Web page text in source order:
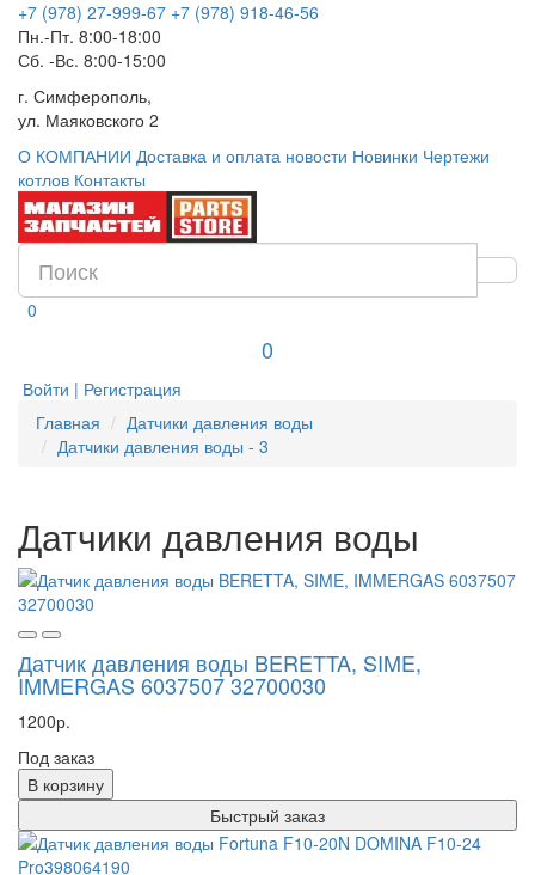
+7 (978) 27-999-67 +7 (978) 918-46-56
Пн.-Пт. 8:00-18:00
Сб. -Вс. 8:00-15:00
г. Симферополь,
ул. Маяковского 2
О КОМПАНИИ Доставка и оплата новости Новинки Чертежи
котлов Контакты
0
0
Войти | Регистрация
Главная
Датчики давления воды
Датчики давления воды - 3
Датчики давления воды
Датчик давления воды BERETTA, SIME,
IMMERGAS 6037507 32700030
1200р.
Под заказ
В корзину
Быстрый заказ